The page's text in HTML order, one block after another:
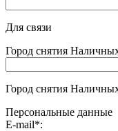
Для связи
Город снятия
Город снятия
Персональные данные
E-mail*: